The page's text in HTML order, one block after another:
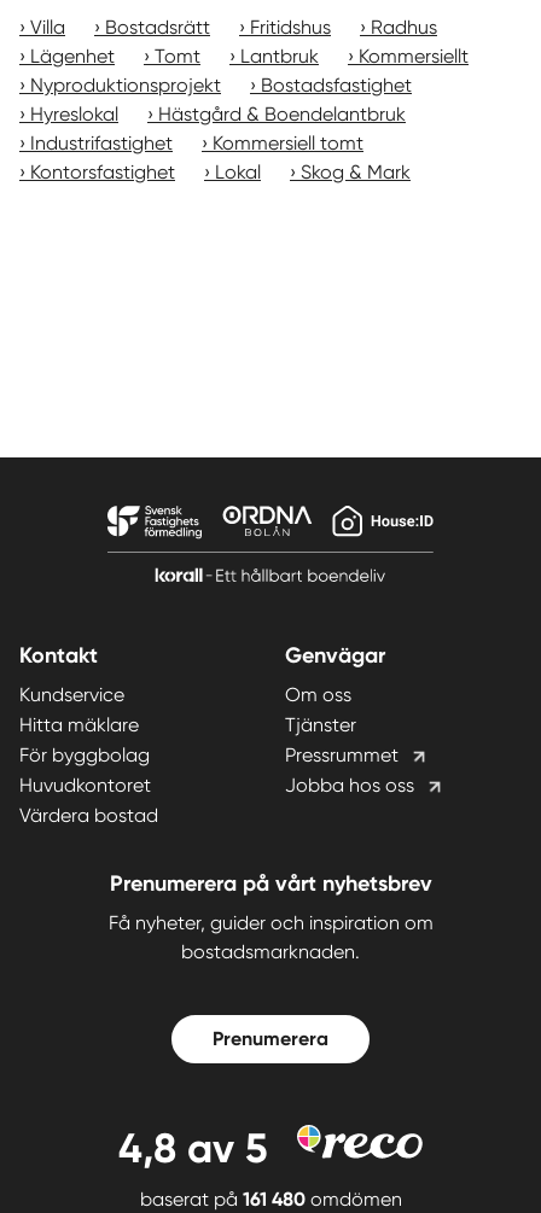
Villa Bostadsrätt Fritidshus
Radhus
Lägenhet
Tomt Lantbruk
Kommersiellt
Nyproduktionsprojekt
Bostadsfastighet
Hyreslokal
Hästgård & Boendelantbruk
Industrifastighet
Kommersiell tomt
Kontorsfastighet
Lokal Skog & Mark
Kontakt
Kundservice
Hitta mäklare
För byggbolag
Huvudkontoret
Värdera bostad
Genvägar
Om oss
Tjänster
Pressrummet
Jobba hos oss
Prenumerera på vårt nyhetsbrev
Få nyheter, guider och inspiration om
bostadsmarknaden.
Prenumerera
4,8 av 5
baserat på 161 480omdömen